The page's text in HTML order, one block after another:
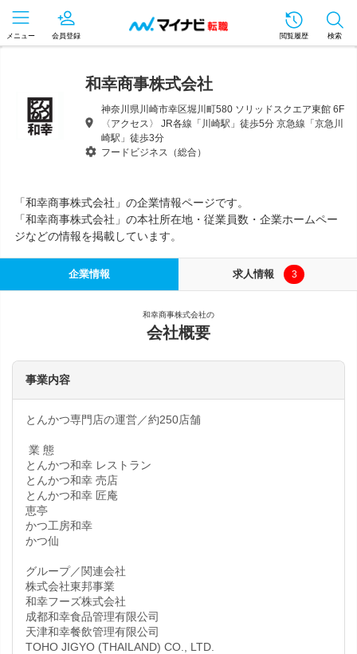
メニュー 会員登録 閲覧履歴 検索
和幸商事株式会社
神奈川県川崎市幸区堀川町580 ソリッドスクエア東館 6F
〈アクセス〉 JR各線「川崎駅」徒歩5分 京急線「京急川
崎駅」徒歩3分
フードビジネス（総合）
「和幸商事株式会社」の企業情報ページです。
「和幸商事株式会社」の本社所在地・従業員数・企業ホームペー
ジなどの情報を掲載しています。
企業情報 求人情報 3
和幸商事株式会社の
会社概要
事業内容
とんかつ専門店の運営／約250店舗
業 態
とんかつ和幸 レストラン
とんかつ和幸 売店
とんかつ和幸 匠庵
恵亭
かつ工房和幸
かつ仙
グループ／関連会社
株式会社東邦事業
和幸フーズ株式会社
成都和幸食品管理有限公司
天津和幸餐飲管理有限公司
TOHO JIGYO (THAILAND) CO., LTD.